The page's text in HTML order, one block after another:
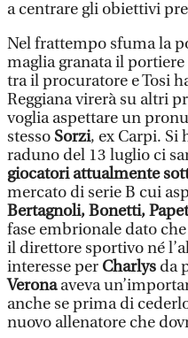
a centrare gli obiettivi
Nel frattempo sfuma la
maglia granata il portiere
tra il procuratore e Tosi
Reggiana virerà su altri
voglia aspettare un
stesso Sorzi, ex Carpi. Si
raduno del 13 luglio ci
giocatori attualmente
mercato di serie B cui
Bertagnoli, Bonetti,
fase embrionale dato
il direttore sportivo né
interesse per Charlys da
Veronaaveva
anche se prima di
nuovo allenatore che